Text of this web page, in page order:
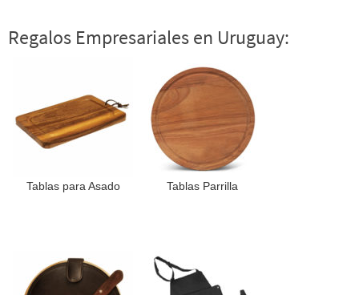
Regalos Empresariales en Uruguay:
Tablas para Asado Tablas Parrilla